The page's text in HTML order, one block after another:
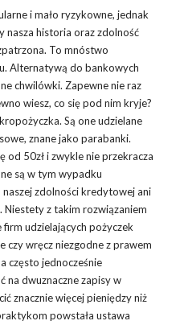
i mało ryzykowne, jednak
nasza historia oraz zdolność
To mnóstwo
Alternatywą do bankowych
chwilówki. Zapewne nie raz
wiesz, co się pod nim kryje?
Są one udzielane
znane jako parabanki.
50zł i zwykle nie przekracza
są w tym wypadku
zdolności kredytowej ani
Niestety z takim rozwiązaniem
udzielających pożyczek
czy wręcz niezgodne z prawem
często jednocześnie
na dwuznaczne zapisy w
znacznie więcej pieniędzy niż
powstała ustawa